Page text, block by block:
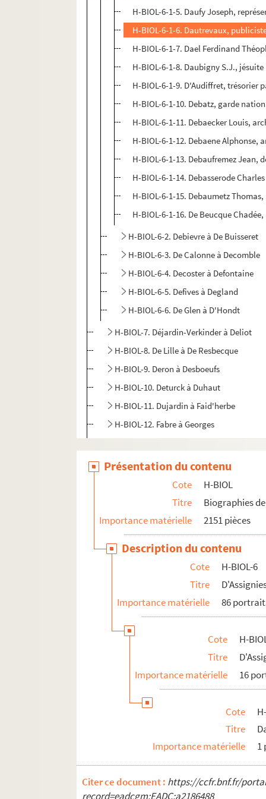
H-BIOL-6-1-5. Daufy Joseph,
H-BIOL-6-1-6. Dautrevaux,
H-BIOL-6-1-7. Dael Ferdinand
H-BIOL-6-1-8. Daubigny S.J., jésuite
H-BIOL-6-1-9. D'Audiffret, trésorier
H-BIOL-6-1-10. Debatz, garde
H-BIOL-6-1-11. Debaecker Louis,
H-BIOL-6-1-12. Debaene Alphonse,
H-BIOL-6-1-13. Debaufremez Jean,
H-BIOL-6-1-14. Debasserode
H-BIOL-6-1-15. Debaumetz
H-BIOL-6-1-16. De Beucque
H-BIOL-6-2. Debievre à De Buisseret
H-BIOL-6-3. De Calonne à Decomble
H-BIOL-6-4. Decoster à Defontaine
H-BIOL-6-5. Defives à Degland
H-BIOL-6-6. De Glen à D'Hondt
H-BIOL-7. Déjardin-Verkinder à Deliot
H-BIOL-8. De Lille à De Resbecque
H-BIOL-9. Deron à Desboeufs
H-BIOL-10. Deturck à Duhaut
H-BIOL-11. Dujardin à Faid'herbe
H-BIOL-12. Fabre à Georges
H-BIOL-14. Hedde à Kerteux
H-BIOL-15. Labbe à Lefebvre
H-BIOL-16. Le Fel à Lequenne
H-BIOL-17. Lequeux à Marie Grosse-Tête
H-BIOL-18. Marie Jérôme à Montury
H-BIOL-19. Montgivet à Paris de
H-BIOL-20. Parrayon à Puvrez
H-BIOL-21. Quartelette à Salembier
H-BIOL-22. Sacqueleu à Sylvius
H-BIOL-23. Taviel à Vanderhaegen
H-BIOL-24. Van de Weghe à Zimmerman
Présentation du contenu
Cote
H-BIOL
Titre
Biographies
Importance matérielle
2151 pièces
Description du contenu
Cote
H-BIOL-6
Titre
Importance matérielle
86
Cote
H-
Titre
Importance matérielle
16
Cote
Titre
Importance matérielle
1
Citer ce document : https://ccfr.bnf.fr/
record=eadcgm:EADC:a2186488